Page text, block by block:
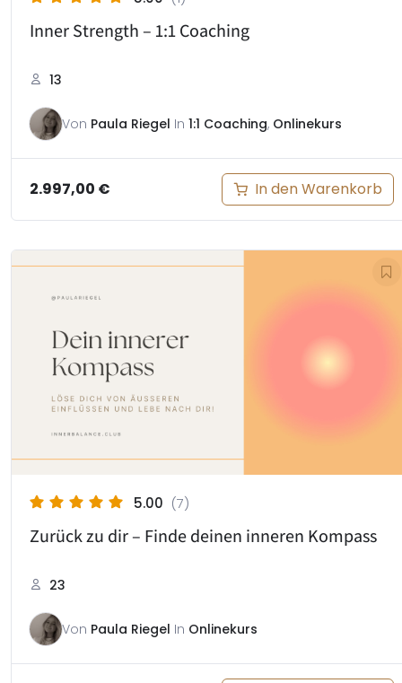
Inner Strength – 1:1 Coaching
13
Von Paula Riegel In 1:1 Coaching, Onlinekurs
2.997,00 € In den Warenkorb
5.00 (7)
Zurück zu dir – Finde deinen inneren Kompass
23
Von Paula Riegel In Onlinekurs